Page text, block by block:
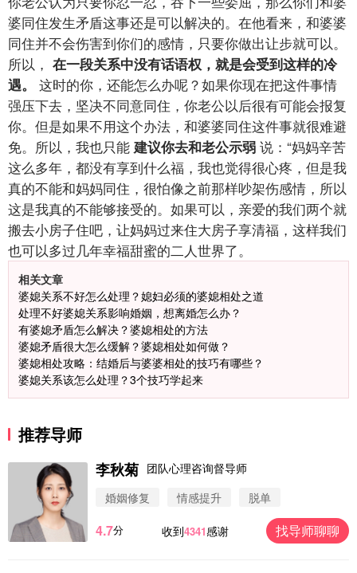
婆同住发生矛盾这事还是可以解决的。在他看来，和婆婆
同住并不会伤害到你们的感情，只要你做出让步就可以。
所以， 在一段关系中没有话语权，就是会受到这样的冷
遇。 这时的你，还能怎么办呢？如果你现在把这件事情
强压下去，坚决不同意同住，你老公以后很有可能会报复
你。但是如果不用这个办法，和婆婆同住这件事就很难避
免。所以，我也只能 建议你去和老公示弱 说：“妈妈辛苦
这么多年，都没有享到什么福，我也觉得很心疼，但是我
真的不能和妈妈同住，很怕像之前那样吵架伤感情，所以
这是我真的不能够接受的。如果可以，亲爱的我们两个就
搬去小房子住吧，让妈妈过来住大房子享清福，这样我们
也可以多过几年幸福甜蜜的二人世界了。
相关文章
婆媳关系不好怎么处理？媳妇必须的婆媳相处之道
处理不好婆媳关系影响婚姻，想离婚怎么办？
有婆媳矛盾怎么解决？婆媳相处的方法
婆媳矛盾很大怎么缓解？婆媳相处如何做？
婆媳相处攻略：结婚后与婆婆相处的技巧有哪些？
婆媳关系该怎么处理？3个技巧学起来
推荐导师
李秋菊 团队心理咨询督导师
婚姻修复
情感提升 脱单
4.7分 收到4341感谢 找导师聊聊
案
32分钟前
微信用户 Vnno 通过此页面咨询，已获得专属情感方